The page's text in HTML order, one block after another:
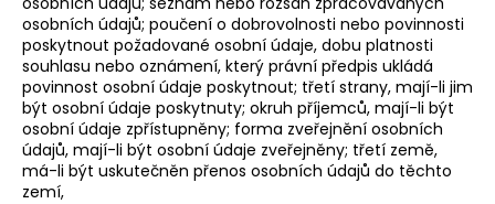
osobních údajů; poučení o dobrovolnosti nebo povinnosti
poskytnout požadované osobní údaje, dobu platnosti
souhlasu nebo oznámení, který právní předpis ukládá
povinnost osobní údaje poskytnout; třetí strany, mají-li jim
být osobní údaje poskytnuty; okruh příjemců, mají-li být
osobní údaje zpřístupněny; forma zveřejnění osobních
údajů, mají-li být osobní údaje zveřejněny; třetí země,
má-li být uskutečněn přenos osobních údajů do těchto
zemí,